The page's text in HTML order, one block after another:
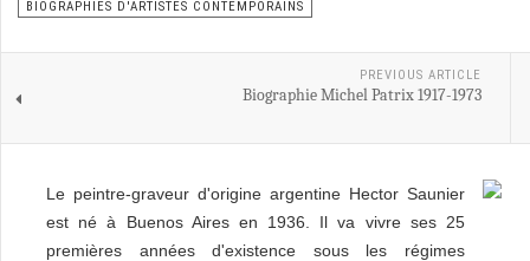
BIOGRAPHIES D'ARTISTES CONTEMPORAINS
PREVIOUS ARTICLE
Biographie Michel Patrix 1917-1973
Le peintre-graveur d'origine argentine Hector Saunier
est né à Buenos Aires en 1936. Il va vivre ses 25
premières années d'existence sous les régimes